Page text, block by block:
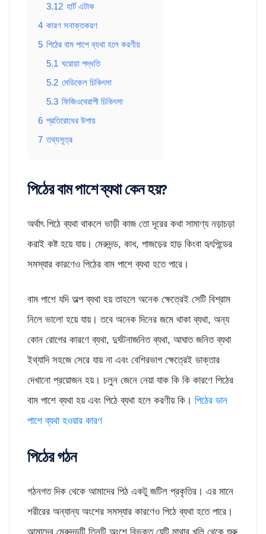
3.12 হার্ট এটাক
4 কারণ সনাক্তকরণ
5 পিঠের বাম পাশে ব্যথা হলে করণীয়
5.1 ঘরোয়া পদ্ধতি
5.2 মেডিকেল চিকিৎসা
5.3 ফিজিওথেরাপী চিকিৎসা
6 প্রতিরোধের উপায়
7 তথ্যসূত্র
পিঠের বাম পাশে ব্যথা কেন হয়?
অর্থাৎ পিঠে ব্যথা থাকলে ভাড়ী কাজ তো দূরের কথা সামাণ্য নড়াচড়া
করাই কষ্ট হয়ে যায়। মেরুদন্ড, কাধ, পাজড়ের হাড় কিংবা হৃৎপিন্ডের
সমস্যার কারণেও পিঠের বাম পাশে ব্যথা হতে পারে।
বাম পাশে যদি অল্প ব্যথা হয় তাহলে অনেক ক্ষেত্রেই সেটি বিশ্রাম
নিলে ভালো হয়ে যায়। তবে অনেক দিনের জমে থাকা ব্যথা, অন্য
কোন রোগের কারণে ব্যথা, দুর্ঘটনাজনিত ব্যথা, আঘাত জনিত ব্যথা
ইথ্যাদি সহজে সেরে যায় না এবং বেশিরভাগ ক্ষেত্রেই ডাক্তার
দেখানো প্রয়োজন হয়। চলুন জেনে নেয়া যাক কি কি কারণে পিঠের
বাম পাশে ব্যথা হয় এবং পিঠে ব্যথা হলে করণীয় কি। পিঠের ডান
পাশে ব্যথা হওয়ার কারণ
পিঠের গঠন
গঠনগত দিক থেকে আমাদের পিঠ একটু জটিল প্রকৃতির। এর মানে
শরীরের অন্যান্য অংশের সমস্যার কারণেও পিঠে ব্যথা হতে পারে।
আমাদের মেরুদন্ডটি তিনটি অংশে বিভক্ত যেটি মাথার খুলি থেকে শুরু